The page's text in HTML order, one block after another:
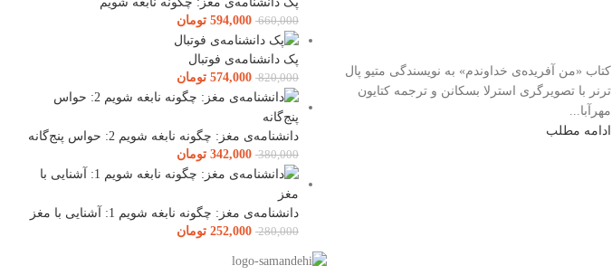
کتاب «من آفریده‌ی خداوندم» به نویسندگی متیو پال
ترنر با تصویرگری استرلا بسکانن و ترجمه کتایون
مهرآبا...
ادامه مطلب
660,000
594,000 تومان
پک دانشنامه‌ی فوتبال
820,000
574,000 تومان
دانشنامه‌ی مغز: چگونه نابغه شویم 2: حواس پنج‌گانه
380,000
342,000 تومان
دانشنامه‌ی مغز: چگونه نابغه شویم 1: آشنایی با مغز
280,000
252,000 تومان